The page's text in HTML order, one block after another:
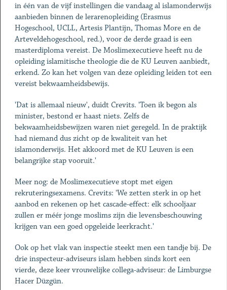
in één van de vijf instellingen die vandaag al islamonderwijs
aanbieden binnen de lerarenopleiding (Erasmus
Hogeschool, UCLL, Artesis Plantijn, Thomas More en de
Arteveldehogeschool, red.), voor de derde graad is een
masterdiploma vereist. De Moslimexecutieve heeft nu de
opleiding islamitische theologie die de KU Leuven aanbiedt,
erkend. Zo kan het volgen van deze opleiding leiden tot een
vereist bekwaamheidsbewijs.
'Dat is allemaal nieuw', duidt Crevits. 'Toen ik begon als
minister, bestond er haast niets. Zelfs de
bekwaamheidsbewijzen waren niet geregeld. In de praktijk
had niemand dus zicht op de kwaliteit van het
islamonderwijs. Het akkoord met de KU Leuven is een
belangrijke stap vooruit.'
Meer nog: de Moslimexecutieve stopt met eigen
rekruteringsexamens. Crevits: 'We zetten sterk in op het
aanbod en rekenen op het cascade-effect: elk schooljaar
zullen er méér jonge moslims zijn die levensbeschouwing
krijgen van een goed opgeleide leerkracht.'
Ook op het vlak van inspectie steekt men een tandje bij. De
drie inspecteur-adviseurs islam hebben sinds kort een
vierde, deze keer vrouwelijke collega-adviseur: de Limburgse
Hacer Düzgün.